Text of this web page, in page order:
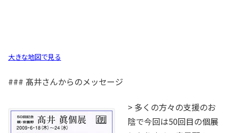
大きな地図で見る
### 髙井さんからのメッセージ
> 多くの方々の支援のお
陰で今回は50回目の個展